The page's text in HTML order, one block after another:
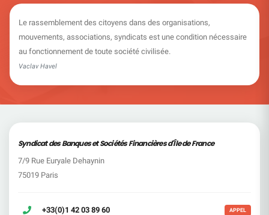
Le rassemblement des citoyens dans des organisations,
mouvements, associations, syndicats est une condition nécessaire
au fonctionnement de toute société civilisée.
Vaclav Havel
Syndicat des Banques et Sociétés Financières d'Île de France
7/9 Rue Euryale Dehaynin
75019 Paris
+33(0)1 42 03 89 60 APPEL